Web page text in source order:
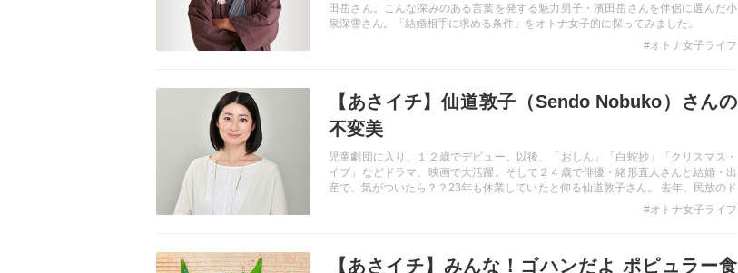
田岳さん。こんな深みのある言葉を発する魅力男子・濱田岳さんを伴侶に選んだ小
泉深雪さん。「結婚相手に求める条件」をオトナ女子的に探ってみました。
#オトナ女子ライフ
【あさイチ】仙道敦子（Sendo Nobuko）さんの
不変美
児童劇団に入り、１２歳でデビュー。以後、「おしん」「白蛇抄」「クリスマス・
イブ」などドラマ、映画で大活躍。そして２４歳で俳優・緒形直人さんと結婚・出
産で、気がついたら？？23年も休業していたと仰る仙道敦子さん。 去年、民放のド
ラマで２３年ぶりに復帰した仙道敦子さんの軌跡を辿ってみました。
#オトナ女子ライフ
【あさイチ】みんな！ゴハンだよ ポピュラー食